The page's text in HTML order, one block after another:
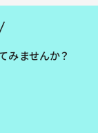
みませんか？